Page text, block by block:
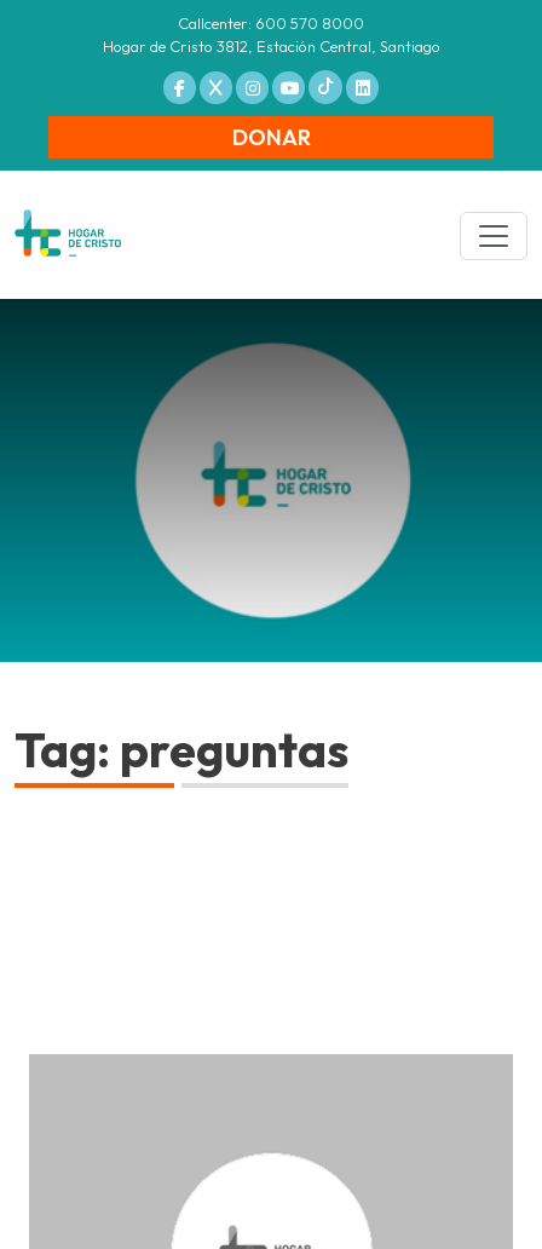
Callcenter: 600 570 8000
Hogar de Cristo 3812, Estación Central, Santiago
DONAR
Tag: preguntas